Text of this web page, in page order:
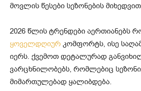
მოვლის წესები სეზონების
2026 წლის ტრენდები აერთიანებს
ყოველდღიურ კომფორტს, ისე
იერს. ქვემოთ დეტალურად
ვარცხნილობებს, რომლებიც
მიმართულებად ყალიბდება.